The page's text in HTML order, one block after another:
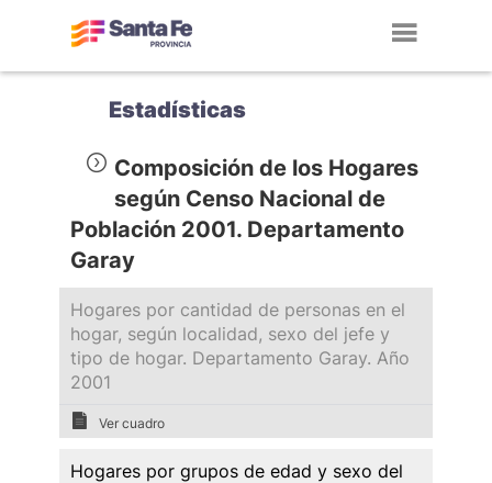
Estadísticas
Composición de los Hogares
según Censo Nacional de
Población 2001. Departamento
Garay
Hogares por cantidad de personas en el
hogar, según localidad, sexo del jefe y
tipo de hogar. Departamento Garay. Año
2001
Ver cuadro
Hogares por grupos de edad y sexo del